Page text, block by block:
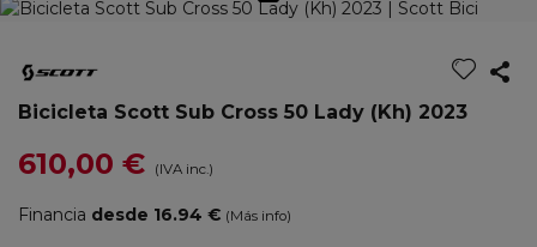
Bicicleta Scott Sub Cross 50 Lady (Kh) 2023
610,00 € (IVA inc.)
Financia desde 16.94 € (Más info)